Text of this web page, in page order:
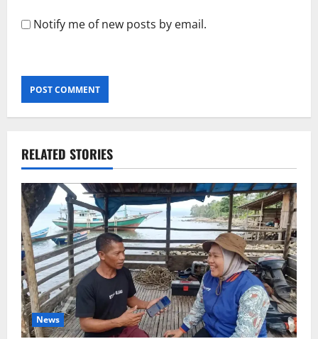
Notify me of new posts by email.
RELATED STORIES
News